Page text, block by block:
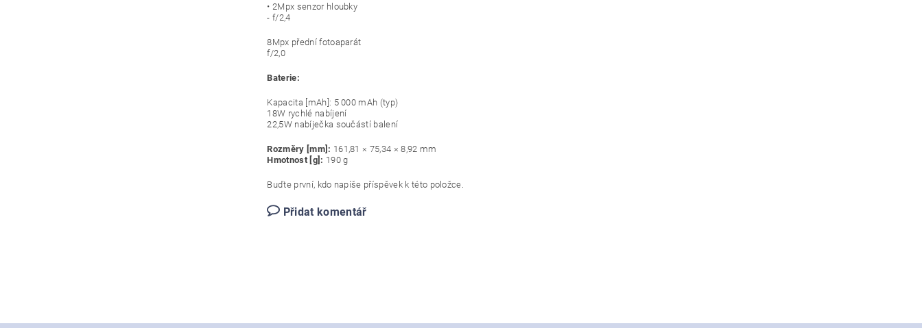
• 2Mpx senzor hloubky
- f/2,4
8Mpx přední fotoaparát
f/2,0
Baterie:
Kapacita [mAh]: 5 000 mAh (typ)
18W rychlé nabíjení
22,5W nabíječka součástí balení
Rozměry [mm]: 161,81 × 75,34 × 8,92 mm
Hmotnost [g]: 190 g
Buďte první, kdo napíše příspěvek k této položce.
Přidat komentář